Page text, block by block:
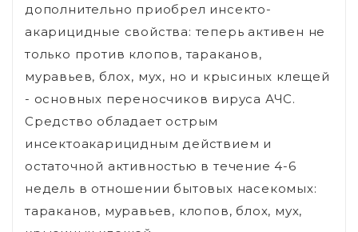
дополнительно приобрел инсекто-
акарицидные свойства: теперь активен не
только против клопов, тараканов,
муравьев, блох, мух, но и крысиных клещей
- основных переносчиков вируса АЧС.
Средство обладает острым
инсектоакарицидным действием и
остаточной активностью в течение 4-6
недель в отношении бытовых насекомых:
тараканов, муравьев, клопов, блох, мух,